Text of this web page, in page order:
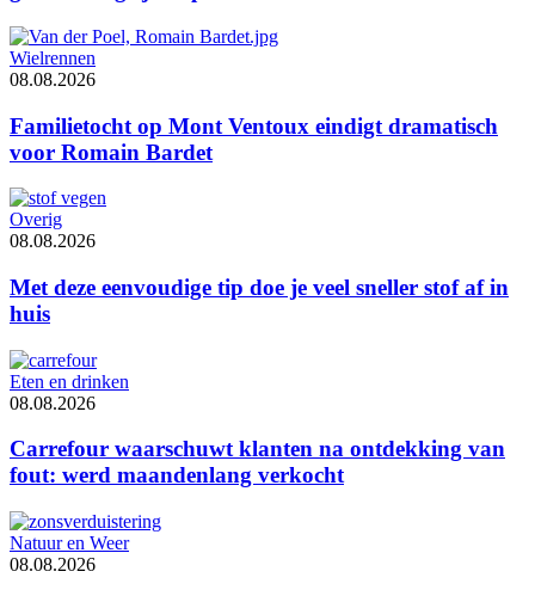
Wielrennen
08.08.2026
Familietocht op Mont Ventoux eindigt dramatisch
voor Romain Bardet
Overig
08.08.2026
Met deze eenvoudige tip doe je veel sneller stof af in
huis
Eten en drinken
08.08.2026
Carrefour waarschuwt klanten na ontdekking van
fout: werd maandenlang verkocht
Natuur en Weer
08.08.2026